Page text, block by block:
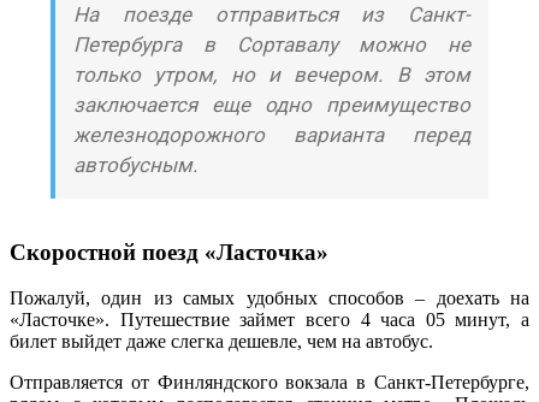
На поезде отправиться из Санкт-
Петербурга в Сортавалу можно не
только утром, но и вечером. В этом
заключается еще одно преимущество
железнодорожного варианта перед
автобусным.
Скоростной поезд «Ласточка»
Пожалуй, один из самых удобных способов – доехать на
«Ласточке». Путешествие займет всего 4 часа 05 минут, а
билет выйдет даже слегка дешевле, чем на автобус.
Отправляется от Финляндского вокзала в Санкт-Петербурге,